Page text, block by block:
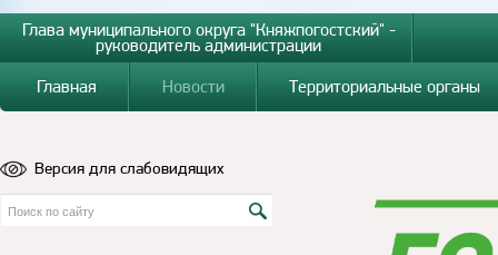
Глава муниципального округа "Княжпогостский" -
руководитель администрации
Главная
Новости Территориальные органы
Версия для слабовидящих